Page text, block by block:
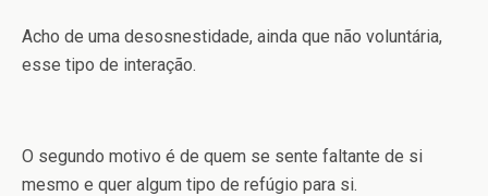
Acho de uma desosnestidade, ainda que não voluntária,
esse tipo de interação.
O segundo motivo é de quem se sente faltante de si
mesmo e quer algum tipo de refúgio para si.